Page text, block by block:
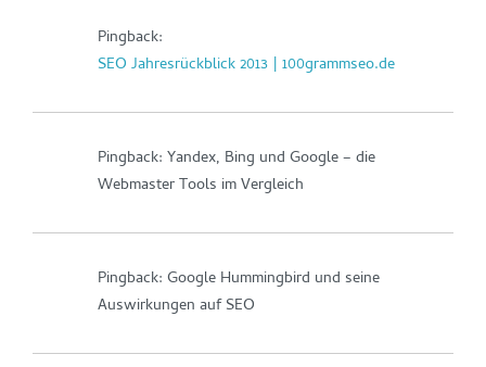
Pingback:
SEO Jahresrückblick 2013 | 100grammseo.de
Pingback: Yandex, Bing und Google – die
Webmaster Tools im Vergleich
Pingback: Google Hummingbird und seine
Auswirkungen auf SEO